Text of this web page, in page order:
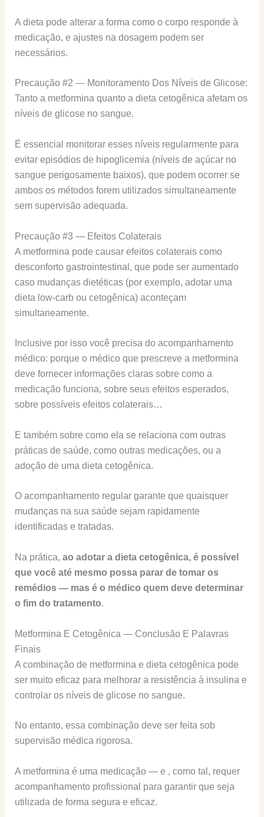
A dieta pode alterar a forma como o corpo responde à
medicação, e ajustes na dosagem podem ser
necessários.
Precaução #2 — Monitoramento Dos Níveis de Glicose:
Tanto a metformina quanto a dieta cetogênica afetam os
níveis de glicose no sangue.
É essencial monitorar esses níveis regularmente para
evitar episódios de hipoglicemia (níveis de açúcar no
sangue perigosamente baixos), que podem ocorrer se
ambos os métodos forem utilizados simultaneamente
sem supervisão adequada.
Precaução #3 — Efeitos Colaterais
A metformina pode causar efeitos colaterais como
desconforto gastrointestinal, que pode ser aumentado
caso mudanças dietéticas (por exemplo, adotar uma
dieta low-carb ou cetogênica) aconteçam
simultaneamente.
Inclusive por isso você precisa do acompanhamento
médico: porque o médico que prescreve a metformina
deve fornecer informações claras sobre como a
medicação funciona, sobre seus efeitos esperados,
sobre possíveis efeitos colaterais…
E também sobre como ela se relaciona com outras
práticas de saúde, como outras medicações, ou a
adoção de uma dieta cetogênica.
O acompanhamento regular garante que quaisquer
mudanças na sua saúde sejam rapidamente
identificadas e tratadas.
Na prática, ao adotar a dieta cetogênica, é possível
que você até mesmo possa parar de tomar os
remédios — mas é o médico quem deve determinar
o fim do tratamento.
Metformina E Cetogênica — Conclusão E Palavras
Finais
A combinação de metformina e dieta cetogênica pode
ser muito eficaz para melhorar a resistência à insulina e
controlar os níveis de glicose no sangue.
No entanto, essa combinação deve ser feita sob
supervisão médica rigorosa.
A metformina é uma medicação — e , como tal, requer
acompanhamento profissional para garantir que seja
utilizada de forma segura e eficaz.